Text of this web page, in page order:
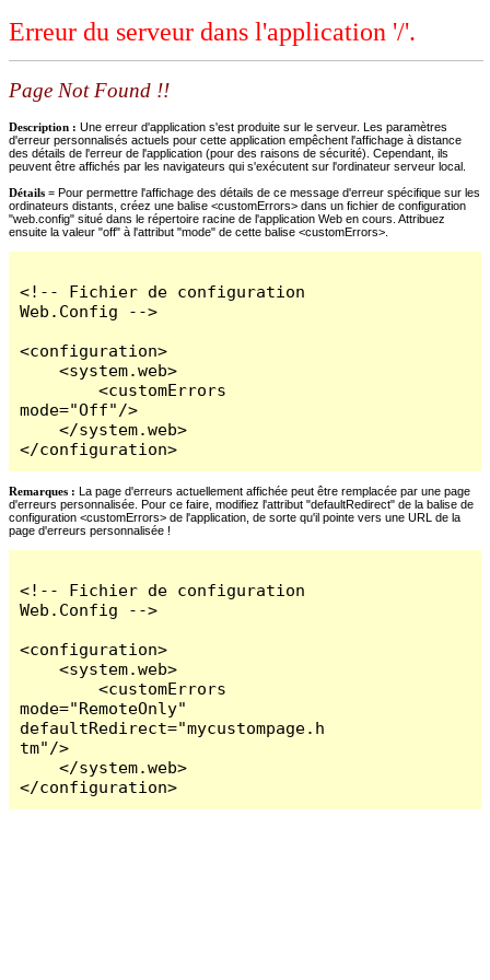
Erreur du serveur dans l'application '/'.
Page Not Found !!
Description : Une erreur d'application s'est produite sur le serveur. Les paramètres
d'erreur personnalisés actuels pour cette application empêchent l'affichage à distance
des détails de l'erreur de l'application (pour des raisons de sécurité). Cependant, ils
peuvent être affichés par les navigateurs qui s'exécutent sur l'ordinateur serveur local.
Détails = Pour permettre l'affichage des détails de ce message d'erreur spécifique sur les
ordinateurs distants, créez une balise <customErrors> dans un fichier de configuration
"web.config" situé dans le répertoire racine de l'application Web en cours. Attribuez
ensuite la valeur "off" à l'attribut "mode" de cette balise <customErrors>.
<!-- Fichier de configuration
Web.Config -->
<configuration>
    <system.web>
        <customErrors
mode="Off"/>
    </system.web>
</configuration>
Remarques : La page d'erreurs actuellement affichée peut être remplacée par une page
d'erreurs personnalisée. Pour ce faire, modifiez l'attribut "defaultRedirect" de la balise de
configuration <customErrors> de l'application, de sorte qu'il pointe vers une URL de la
page d'erreurs personnalisée !
<!-- Fichier de configuration
Web.Config -->
<configuration>
    <system.web>
        <customErrors
mode="RemoteOnly"
defaultRedirect="mycustompage.h
tm"/>
    </system.web>
</configuration>